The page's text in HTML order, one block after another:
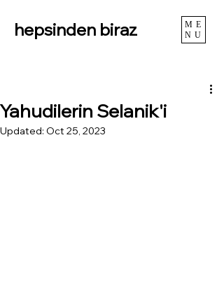
hepsinden biraz
ME
NU
Yahudilerin Selanik'i
Updated: Oct 25, 2023